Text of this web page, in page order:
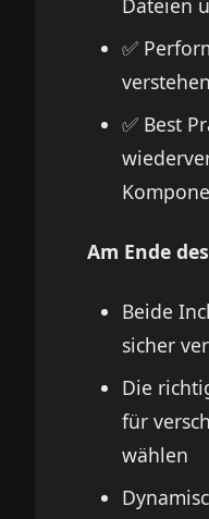
Dateien
✅
verstehen
✅ Best
Am Ende
Beide
sicher
Die
für
wählen